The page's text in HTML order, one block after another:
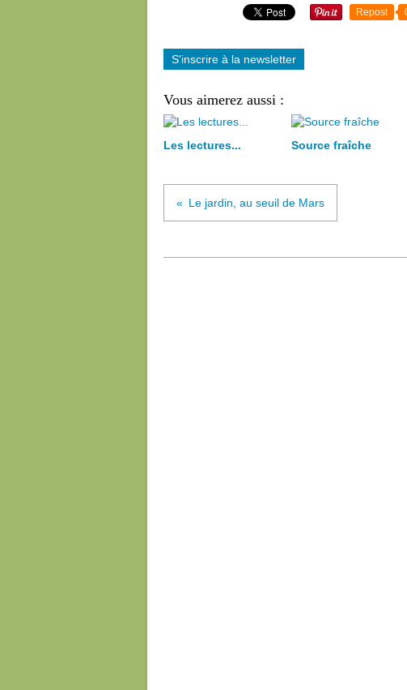
Repost
S'inscrire à la newsletter
Vous aimerez aussi :
Les lectures...
Source fraîche
Le jardin, au seuil de Mars